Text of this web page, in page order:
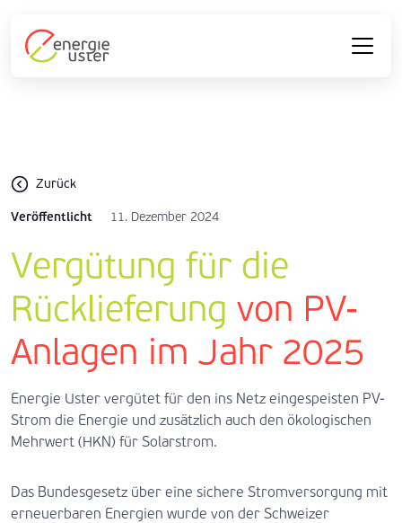
Zurück
Veröffentlicht 11. Dezember 2024
Vergütung für die
Rücklieferung von PV-
Anlagen im Jahr 2025
Energie Uster vergütet für den ins Netz eingespeisten PV-
Strom die Energie und zusätzlich auch den ökologischen
Mehrwert (HKN) für Solarstrom.
Das Bundesgesetz über eine sichere Stromversorgung mit
erneuerbaren Energien wurde von der Schweizer